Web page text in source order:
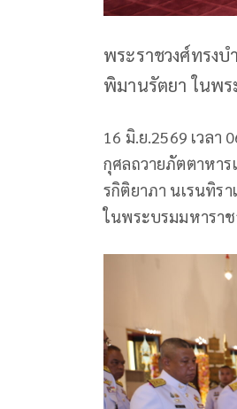
พระราชวงศ์ทรง
พิมานรัตยา ในพร
16 มิ.ย.2569 เวลา
กุศลถวายภัตตาหาร
รกิติยาภา นเรนทิร
ในพระบรมมหาราช